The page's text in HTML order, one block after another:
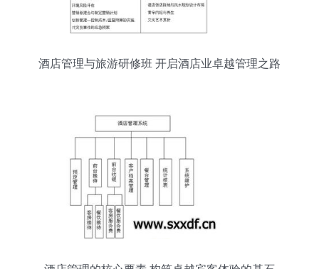
酒店管理与旅游研修班 开启酒店业卓越管理之路